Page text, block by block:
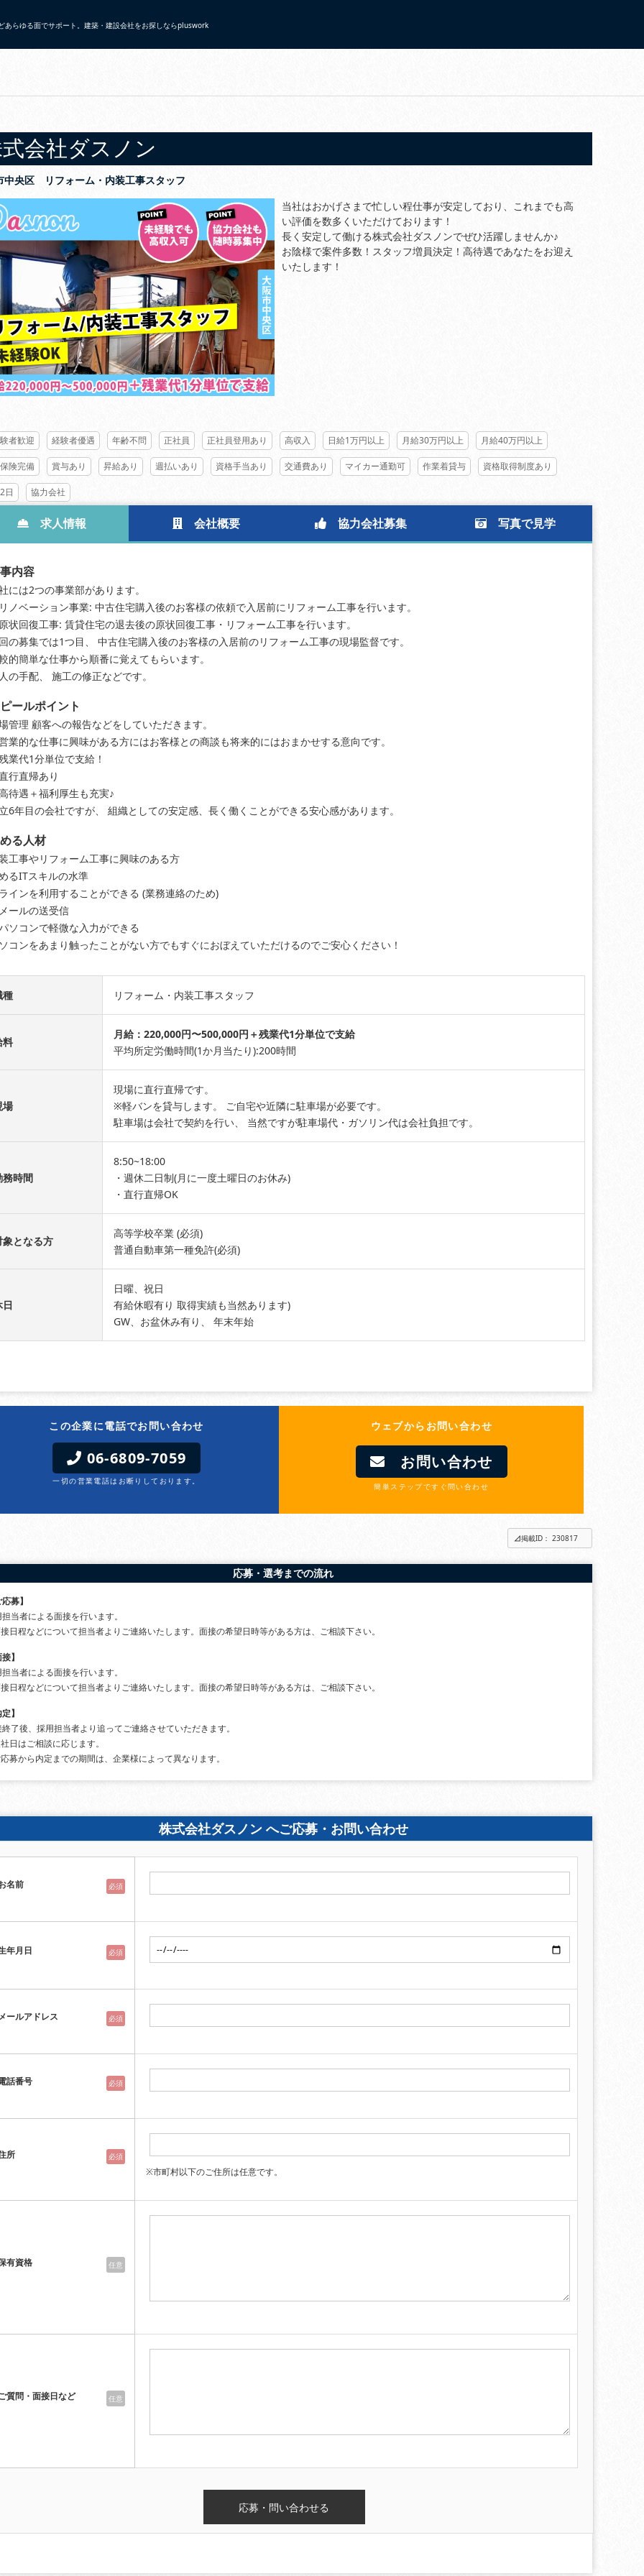
あらゆる面でサポート。建築・建設会社をお探しならpluswork
会社ダスノン
中央区 リフォーム・内装工事スタッフ
当社はおかげさまで忙しい程仕事が安定しており、これまでも高
い評価を数多くいただけております！
長く安定して働ける株式会社ダスノンでぜひ活躍しませんか♪
お陰様で案件多数！スタッフ増員決定！高待遇であなたをお迎え
いたします！
者歓迎 経験者優遇 年齢不問 正社員 正社員登用あり 高収入 日給1万円以上 月給30万円以上 月給40万円以上
険完備 賞与あり 昇給あり 週払いあり 資格手当あり 交通費あり マイカー通勤可 作業着貸与 資格取得制度あり
日 協力会社
求人情報 会社概要 協力会社募集 写真で見学
内容
には2つの事業部があります。
ノベーション事業: 中古住宅購入後のお客様の依頼で入居前にリフォーム工事を行います。
状回復工事: 賃貸住宅の退去後の原状回復工事・リフォーム工事を行います。
の募集では1つ目、 中古住宅購入後のお客様の入居前のリフォーム工事の現場監督です。
的簡単な仕事から順番に覚えてもらいます。
の手配、 施工の修正などです。
ールポイント
管理 顧客への報告などをしていただきます。
業的な仕事に興味がある方にはお客様との商談も将来的にはおまかせする意向です。
業代1分単位で支給！
行直帰あり
待遇＋福利厚生も充実♪
6年目の会社ですが、 組織としての安定感、長く働くことができる安心感があります。
る人材
工事やリフォーム工事に興味のある方
るITスキルの水準
インを利用することができる (業務連絡のため)
ールの送受信
ソコンで軽微な入力ができる
コンをあまり触ったことがない方でもすぐにおぼえていただけるのでご安心ください！
種 リフォーム・内装工事スタッフ
料
月給：220,000円〜500,000円＋残業代1分単位で支給
平均所定労働時間(1か月当たり):200時間
場
現場に直行直帰です。
※軽バンを貸与します。 ご自宅や近隣に駐車場が必要です。
駐車場は会社で契約を行い、 当然ですが駐車場代・ガソリン代は会社負担です。
務時間
8:50~18:00
・週休二日制(月に一度土曜日のお休み)
・直行直帰OK
象となる方
高等学校卒業 (必須)
普通自動車第一種免許(必須)
日曜、祝日
有給休暇有り 取得実績も当然あります)
GW、お盆休み有り、 年末年始
この企業に電話でお問い合わせ
06-6809-7059
一切の営業電話はお断りしております。
ウェブからお問い合わせ
お問い合わせ
簡単ステップですぐ問い合わせ
掲載ID： 230817
応募・選考までの流れ
募】
当者による面接を行います。
日程などについて担当者よりご連絡いたします。面接の希望日時等がある方は、ご相談下さい。
】
当者による面接を行います。
日程などについて担当者よりご連絡いたします。面接の希望日時等がある方は、ご相談下さい。
】
了後、採用担当者より追ってご連絡させていただきます。
日はご相談に応じます。
募から内定までの期間は、企業様によって異なります。
株式会社ダスノン へご応募・お問い合わせ
必須
名前
必須
年月日
必須
ールアドレス
必須
話番号
必須
所
※市町村以下のご住所は任意です。
任意
有資格
任意
質問・面接日など